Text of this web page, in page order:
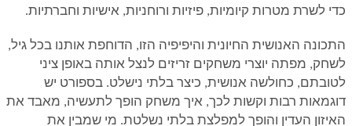
כדי לשרת מטרות קיומיות, פיזיות ורוחניות, אישיות וחברתיות.
התכונה האנושית החיונית והיפיפיה הזו, הדוחפת אותנו בכל גיל,
לשחק, מפתה יוצרי משחקים זריזים לנצל אותה באופן ציני
לטובתם, כחולשה אנושית, כיצר בלתי נישלט. בספורט יש
דוגמאות רבות וקשות לכך, איך משחק הופך לתעשיה, מאבד את
האיזון העדין והופך למפלצת בלתי נשלטת. מי שמבין את